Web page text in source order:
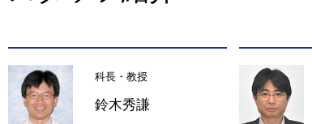
科長・教授
鈴木秀謙